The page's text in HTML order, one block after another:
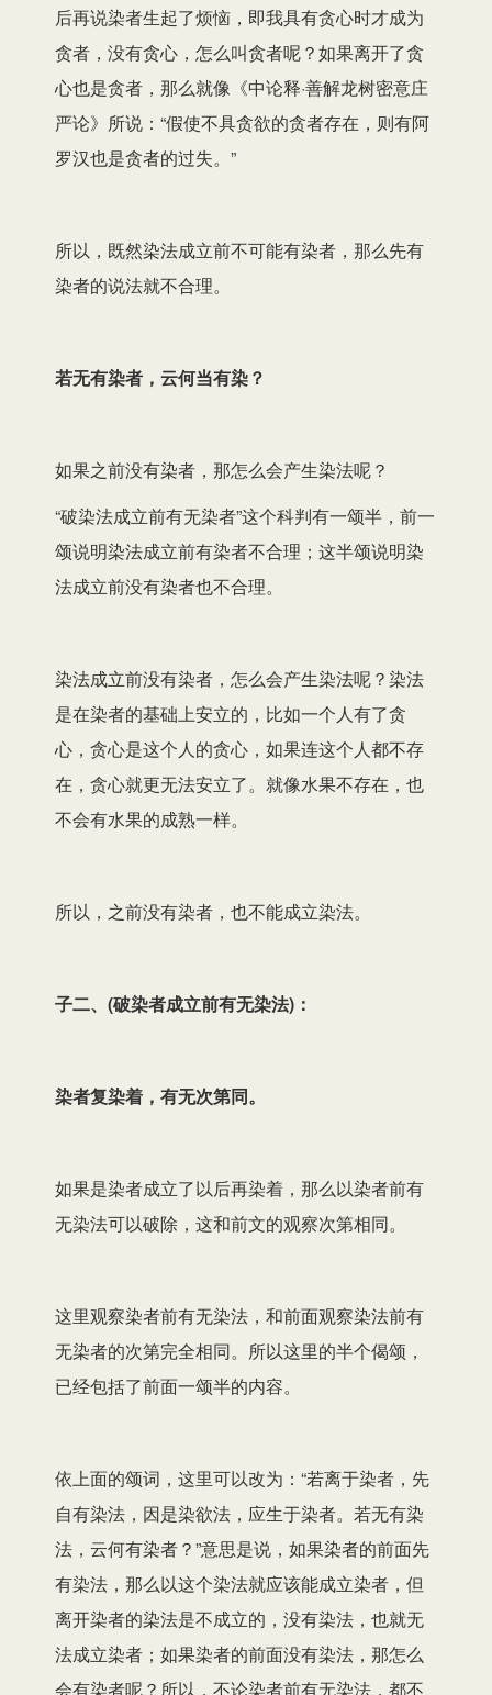
后再说染者生起了烦恼，即我具有贪心时才成为
贪者，没有贪心，怎么叫贪者呢？如果离开了贪
心也是贪者，那么就像《中论释·善解龙树密意庄
严论》所说：“假使不具贪欲的贪者存在，则有阿
罗汉也是贪者的过失。”
所以，既然染法成立前不可能有染者，那么先有
染者的说法就不合理。
若无有染者，云何当有染？
如果之前没有染者，那怎么会产生染法呢？
“破染法成立前有无染者”这个科判有一颂半，前一
颂说明染法成立前有染者不合理；这半颂说明染
法成立前没有染者也不合理。
染法成立前没有染者，怎么会产生染法呢？染法
是在染者的基础上安立的，比如一个人有了贪
心，贪心是这个人的贪心，如果连这个人都不存
在，贪心就更无法安立了。就像水果不存在，也
不会有水果的成熟一样。
所以，之前没有染者，也不能成立染法。
子二、(破染者成立前有无染法)：
染者复染着，有无次第同。
如果是染者成立了以后再染着，那么以染者前有
无染法可以破除，这和前文的观察次第相同。
这里观察染者前有无染法，和前面观察染法前有
无染者的次第完全相同。所以这里的半个偈颂，
已经包括了前面一颂半的内容。
依上面的颂词，这里可以改为：“若离于染者，先
自有染法，因是染欲法，应生于染者。若无有染
法，云何有染者？”意思是说，如果染者的前面先
有染法，那么以这个染法就应该能成立染者，但
离开染者的染法是不成立的，没有染法，也就无
法成立染者；如果染者的前面没有染法，那怎么
会有染者呢？所以，不论染者前有无染法，都不